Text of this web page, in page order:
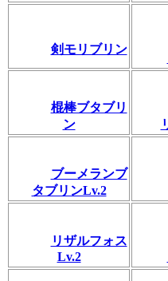
剣モリブリン
棍棒ブタブリ
ン
ブーメランブ
タブリンLv.2
リザルフォス
Lv.2